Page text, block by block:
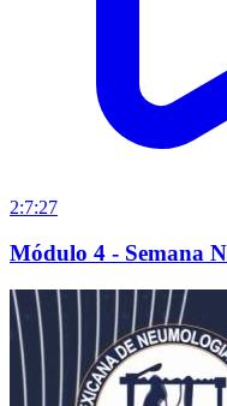
2:7:27
Módulo 4 - Semana